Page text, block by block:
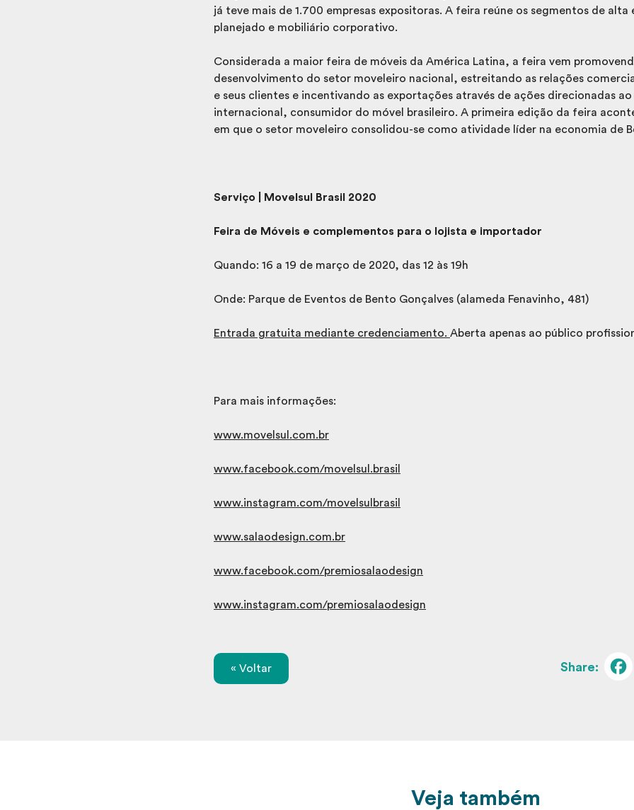
já teve mais de 1.700 empresas expositoras. A feira reúne os segmentos de
planejado e mobiliário corporativo.
Considerada a maior feira de móveis da América Latina, a feira vem
desenvolvimento do setor moveleiro nacional, estreitando as relações
e seus clientes e incentivando as exportações através de ações direcionadas
internacional, consumidor do móvel brasileiro. A primeira edição da feira
em que o setor moveleiro consolidou-se como atividade líder na economia de
Serviço | Movelsul Brasil 2020
Feira de Móveis e complementos para o lojista e importador
Quando: 16 a 19 de março de 2020, das 12 às 19h
Onde: Parque de Eventos de Bento Gonçalves (alameda Fenavinho, 481)
Entrada gratuita mediante credenciamento. Aberta apenas ao público
Para mais informações:
www.movelsul.com.br
www.facebook.com/movelsul.brasil
www.instagram.com/movelsulbrasil
www.salaodesign.com.br
www.facebook.com/premiosalaodesign
www.instagram.com/premiosalaodesign
« Voltar
Veja também